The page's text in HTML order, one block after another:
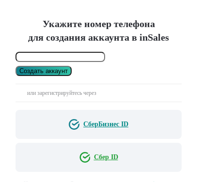
Укажите номер телефона
для создания аккаунта в inSales
Создать аккаунт
или зарегистрируйтесь через
СберБизнес ID
Сбер ID